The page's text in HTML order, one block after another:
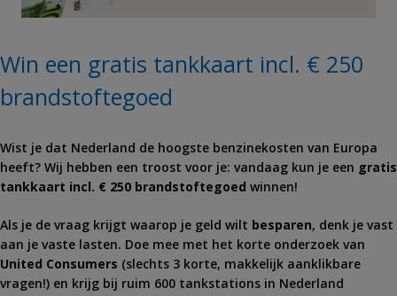
Win een gratis tankkaart incl. € 250
brandstoftegoed
Wist je dat Nederland de hoogste benzinekosten van Europa
heeft? Wij hebben een troost voor je: vandaag kun je een gratis
tankkaart incl. € 250 brandstoftegoed winnen!
Als je de vraag krijgt waarop je geld wilt besparen, denk je vast
aan je vaste lasten. Doe mee met het korte onderzoek van
United Consumers (slechts 3 korte, makkelijk aanklikbare
vragen!) en krijg bij ruim 600 tankstations in Nederland